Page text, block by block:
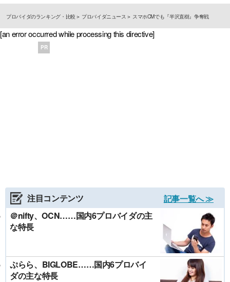
プロバイダのランキング・比較 プロバイダニュース スマホCMでも『半沢直樹』争奪戦
[an error occurred while processing this directive]
PR
注目コンテンツ
記事一覧へ ≫
＠nifty、OCN……国内6プロバイダの主
な特長
ぷらら、BIGLOBE……国内6プロバイ
ダの主な特長